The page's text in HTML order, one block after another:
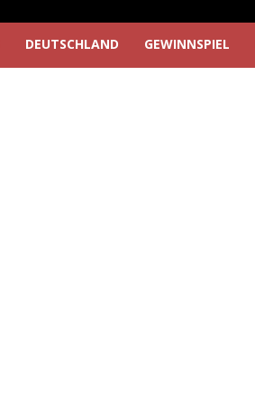
DEUTSCHLAND GEWINNSPIEL